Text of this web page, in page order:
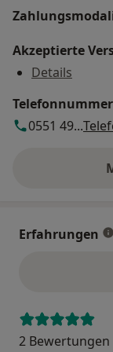
Akzeptierte
Details
Telefonnummer
0551 49...
Erfahrungen
2 Bewertungen